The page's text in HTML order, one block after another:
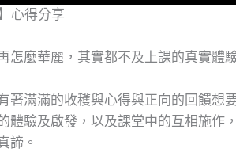
心得分享
怎麼華麗，其實都不及上課的真實體
著滿滿的收穫與心得與正向的回饋想
體驗及啟發，以及課堂中的互相施作
諦。